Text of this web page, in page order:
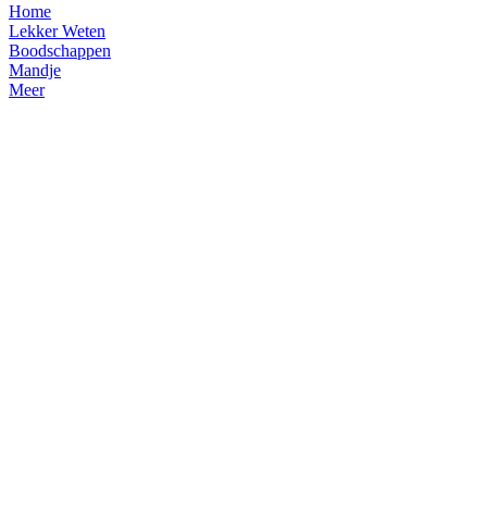
Home
Lekker Weten
Boodschappen
Mandje
Meer